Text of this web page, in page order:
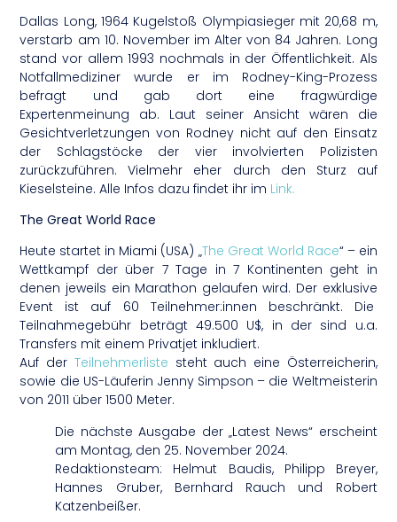
Dallas Long, 1964 Kugelstoß Olympiasieger mit 20,68 m,
verstarb am 10. November im Alter von 84 Jahren. Long
stand vor allem 1993 nochmals in der Öffentlichkeit. Als
Notfallmediziner wurde er im Rodney-King-Prozess
befragt und gab dort eine fragwürdige
Expertenmeinung ab. Laut seiner Ansicht wären die
Gesichtverletzungen von Rodney nicht auf den Einsatz
der Schlagstöcke der vier involvierten Polizisten
zurückzuführen. Vielmehr eher durch den Sturz auf
Kieselsteine. Alle Infos dazu findet ihr im Link.
The Great World Race
Heute startet in Miami (USA) „The Great World Race“ – ein
Wettkampf der über 7 Tage in 7 Kontinenten geht in
denen jeweils ein Marathon gelaufen wird. Der exklusive
Event ist auf 60 Teilnehmer:innen beschränkt. Die
Teilnahmegebühr beträgt 49.500 U$, in der sind u.a.
Transfers mit einem Privatjet inkludiert.
Auf der Teilnehmerliste steht auch eine Österreicherin,
sowie die US-Läuferin Jenny Simpson – die Weltmeisterin
von 2011 über 1500 Meter.
Die nächste Ausgabe der „Latest News“ erscheint
am Montag, den 25. November 2024.
Redaktionsteam: Helmut Baudis, Philipp Breyer,
Hannes Gruber, Bernhard Rauch und Robert
Katzenbeißer.